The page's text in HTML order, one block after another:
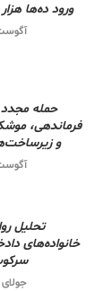
ورود ده‌ها
آگوست 1,
حمله مجدد
فرماندهی،
و
آگوست 1,
تحلیل
خانواده‌های
جولای 30,